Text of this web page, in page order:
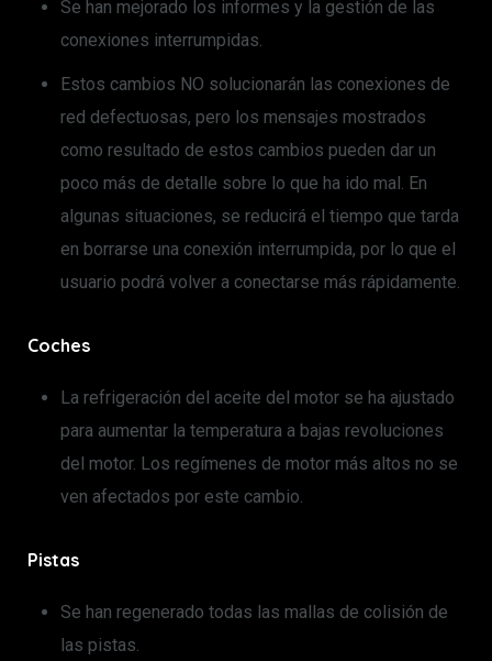
Se han mejorado los informes y la gestión de las
conexiones interrumpidas.
Estos cambios NO solucionarán las conexiones de
red defectuosas, pero los mensajes mostrados
como resultado de estos cambios pueden dar un
poco más de detalle sobre lo que ha ido mal. En
algunas situaciones, se reducirá el tiempo que tarda
en borrarse una conexión interrumpida, por lo que el
usuario podrá volver a conectarse más rápidamente.
Coches
La refrigeración del aceite del motor se ha ajustado
para aumentar la temperatura a bajas revoluciones
del motor. Los regímenes de motor más altos no se
ven afectados por este cambio.
Pistas
Se han regenerado todas las mallas de colisión de
las pistas.